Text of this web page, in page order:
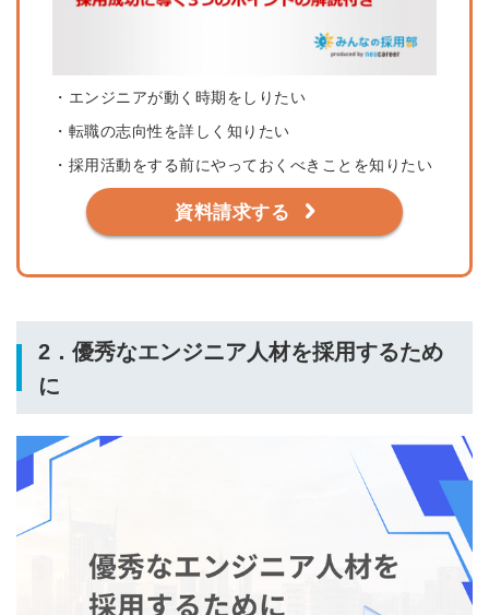
・エンジニアが動く時期をしりたい
・転職の志向性を詳しく知りたい
・採用活動をする前にやっておくべきことを知りたい
資料請求する
2．優秀なエンジニア人材を採用するため
に